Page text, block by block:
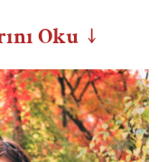
Oku ↓